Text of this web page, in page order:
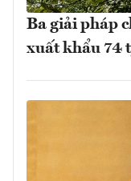
Ba giải pháp
xuất khẩu 74